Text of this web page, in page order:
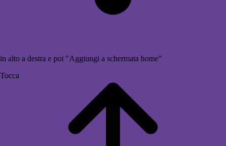
in alto a destra e poi "Aggiungi a schermata home"
Tocca